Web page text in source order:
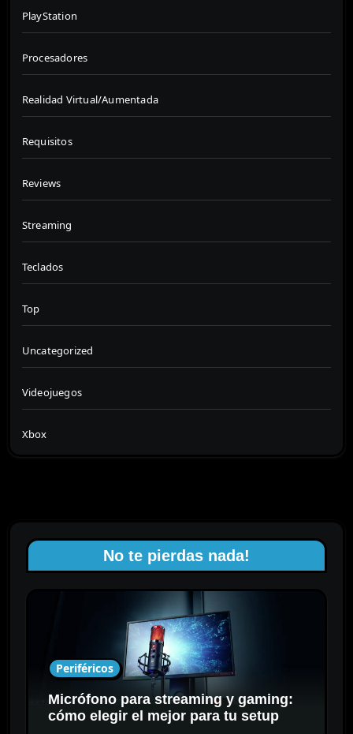
PlayStation
Procesadores
Realidad Virtual/Aumentada
Requisitos
Reviews
Streaming
Teclados
Top
Uncategorized
Videojuegos
Xbox
No te pierdas nada!
Periféricos
Micrófono para streaming y gaming:
cómo elegir el mejor para tu setup